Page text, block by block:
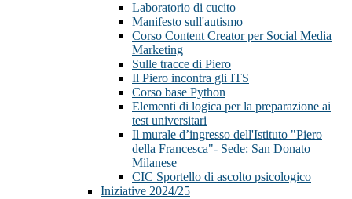
Laboratorio di cucito
Manifesto sull'autismo
Corso Content Creator per Social Media
Marketing
Sulle tracce di Piero
Il Piero incontra gli ITS
Corso base Python
Elementi di logica per la preparazione ai
test universitari
Il murale d’ingresso dell'Istituto "Piero
della Francesca"- Sede: San Donato
Milanese
CIC Sportello di ascolto psicologico
Iniziative 2024/25